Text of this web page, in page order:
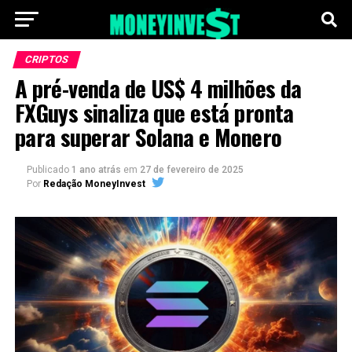
CRIPTOS
A pré-venda de US$ 4 milhões da
FXGuys sinaliza que está pronta
para superar Solana e Monero
Publicado 1 ano atrás em 27 de fevereiro de 2025
Por Redação MoneyInvest